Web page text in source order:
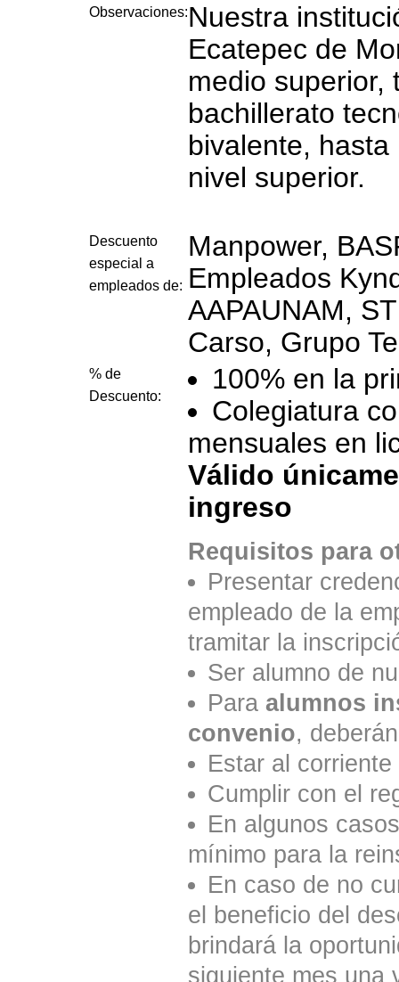
Observaciones:Nuestra
Ecatepec de
medio superior,
bachillerato
bivalente,
nivel superior.
Descuento
especial a
empleados de:
Manpower,
Empleados
AAPAUNAM,
Carso, Grupo
% de
Descuento:
100% en la
Colegiatura
mensuales en
Válido
ingreso
Requisitos para
Presentar
empleado de la
tramitar la
Ser alumno de
Para alumnos
convenio,
Estar al
Cumplir con el
En algunos
mínimo para la
En caso de no
el beneficio del
brindará la
siguiente mes una